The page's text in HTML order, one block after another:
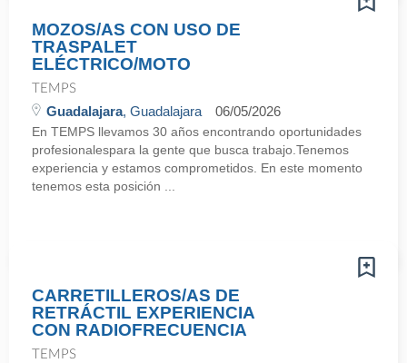
MOZOS/AS CON USO DE
TRASPALET
ELÉCTRICO/MOTO
TEMPS
Guadalajara, Guadalajara 06/05/2026
En TEMPS llevamos 30 años encontrando oportunidades
profesionalespara la gente que busca trabajo.Tenemos
experiencia y estamos comprometidos. En este momento
tenemos esta posición ...
CARRETILLEROS/AS DE
RETRÁCTIL EXPERIENCIA
CON RADIOFRECUENCIA
TEMPS